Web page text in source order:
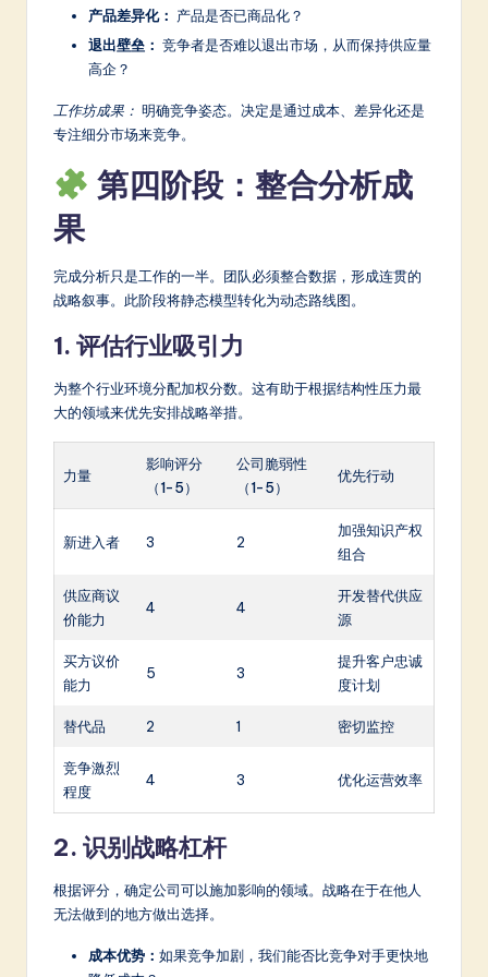
产品差异化： 产品是否已商品化？
退出壁垒： 竞争者是否难以退出市场，从而保持供应量
高企？
工作坊成果： 明确竞争姿态。决定是通过成本、差异化还是
专注细分市场来竞争。
第四阶段：整合分析成
果
完成分析只是工作的一半。团队必须整合数据，形成连贯的
战略叙事。此阶段将静态模型转化为动态路线图。
1. 评估行业吸引力
为整个行业环境分配加权分数。这有助于根据结构性压力最
大的领域来优先安排战略举措。
力量
影响评分
（1-5）
公司脆弱性
（1-5）
优先行动
新进入者 3 2
加强知识产权
组合
供应商议
价能力
4 4
开发替代供应
源
买方议价
能力
5 3
提升客户忠诚
度计划
替代品 2 1 密切监控
竞争激烈
程度
4 3 优化运营效率
2. 识别战略杠杆
根据评分，确定公司可以施加影响的领域。战略在于在他人
无法做到的地方做出选择。
成本优势： 如果竞争加剧，我们能否比竞争对手更快地